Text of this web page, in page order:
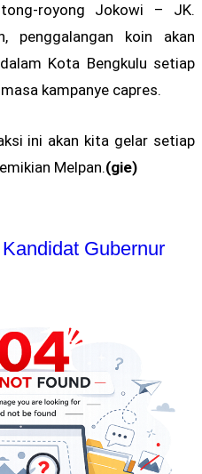
royong Jokowi – JK.
penggalangan koin akan
Kota Bengkulu setiap
kampanye capres.
ini akan kita gelar setiap
Melpan.(gie)
Gubernur